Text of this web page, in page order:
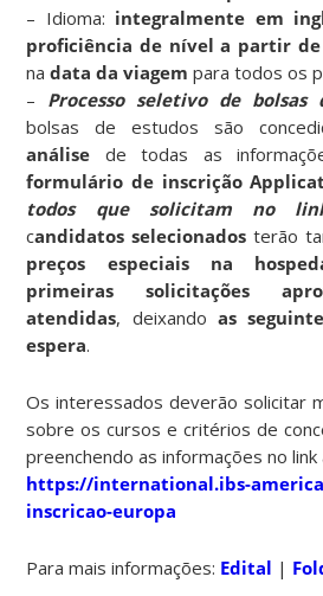
– Idioma: integralmente em
proficiência de nível a partir
nadata da viagem para todos os
– Processo seletivo de bolsas
bolsas de estudos são
análise de todas as
formulário de inscrição
todos que solicitam no
candidatos selecionados terão
preços especiais na
primeiras solicitações
atendidas, deixandoas
espera.
Os interessados deverão solicitar
sobre os cursos e critérios de
preenchendo as informações no link
https://international.ibs-
inscricao-europa
Para mais informações: Edital |